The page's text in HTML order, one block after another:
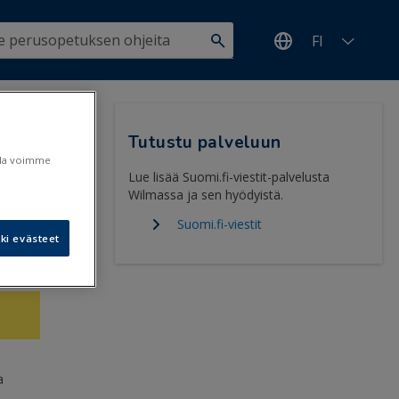
FI
Tutustu palveluun
Lue lisää Suomi.fi-viestit-palvelusta
Wilmassa ja sen hyödyistä.
Suomi.fi-viestit
voimme
evästeet